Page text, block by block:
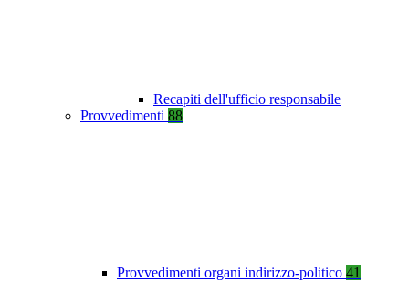
Recapiti dell'ufficio responsabile
Provvedimenti 88
Provvedimenti organi indirizzo-politico 41